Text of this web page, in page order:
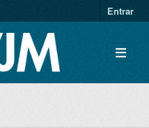
Entrar